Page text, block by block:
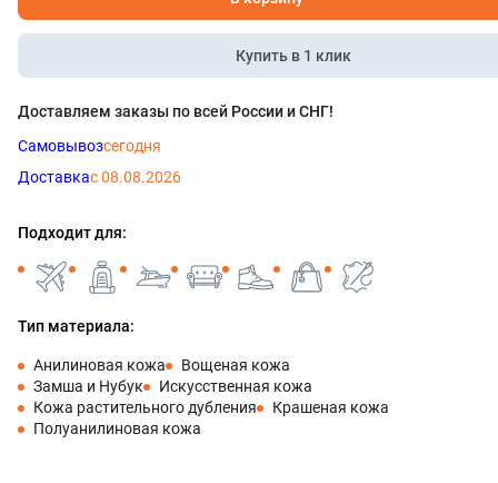
Купить в 1 клик
Доставляем заказы по всей России и СНГ!
Самовывозсегодня
Доставкас 08.08.2026
Подходит для:
Тип материала:
Анилиновая кожа
Вощеная кожа
Замша и Нубук
Искусственная кожа
Кожа растительного дубления
Крашеная кожа
Полуанилиновая кожа